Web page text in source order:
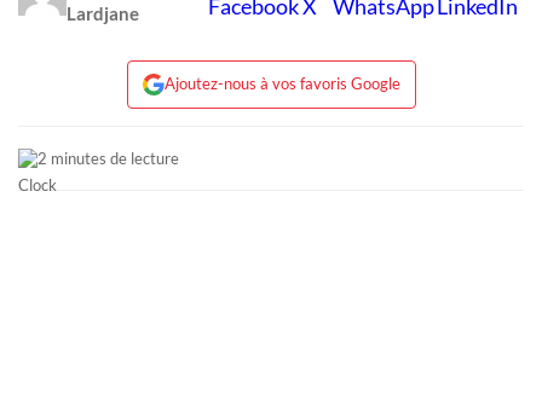
Lardjane
Ajoutez-nous à vos favoris Google
2 minutes de lecture